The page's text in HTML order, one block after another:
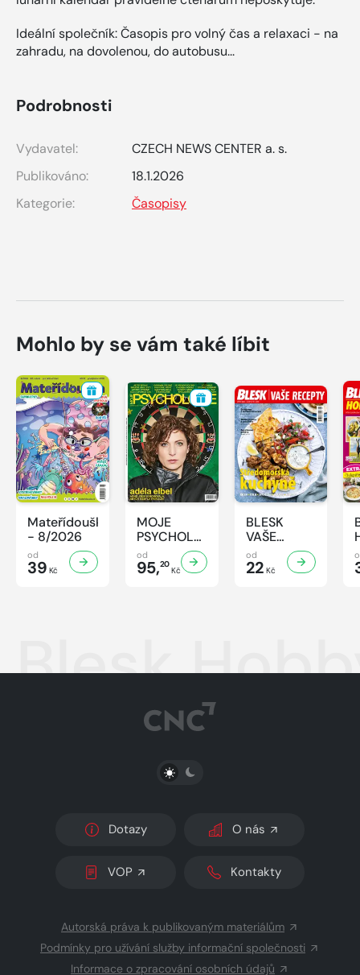
Ideální společník: Časopis pro volný čas a relaxaci - na
zahradu, na dovolenou, do autobusu...
Podrobnosti
Vydavatel:
CZECH NEWS CENTER a. s.
Publikováno:
18.1.2026
Kategorie:
Časopisy
Mohlo by se vám také líbit
Mateřídouška
- 8/2026
od
39 Kč
MOJE
PSYCHOLOGIE
- 8/2026
od
95,20
Kč
BLESK
VAŠE
RECEPTY -
8/2026
od
22 Kč
Blesk
PŘEPNOUT SVĚTLÝ/TMAVÝ REŽIM
Dotazy O nás
VOP Kontakty
Autorská práva k publikovaným materiálům
Podmínky pro užívání služby informační společnosti
Informace o zpracování osobních údajů